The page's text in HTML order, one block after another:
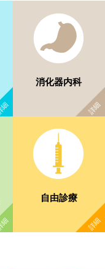
消化器内科
自由診療